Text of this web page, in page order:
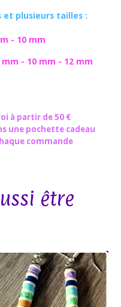
et plusieurs tailles :
- 10 mm
- 10 mm - 12 mm
à partir de 50 €
une pochette cadeau
commande
être